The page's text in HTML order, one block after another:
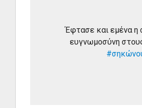
Έφτασε και εμένα η
ευγνωμοσύνη